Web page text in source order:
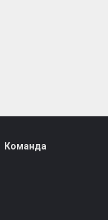
Команда